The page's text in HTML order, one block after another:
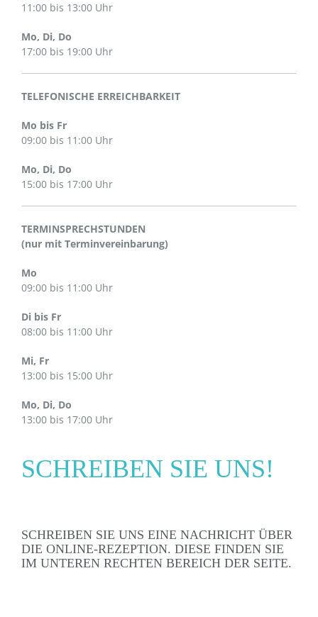
11:00 bis 13:00 Uhr
Mo, Di, Do
17:00 bis 19:00 Uhr
TELEFONISCHE ERREICHBARKEIT
Mo bis Fr
09:00 bis 11:00 Uhr
Mo, Di, Do
15:00 bis 17:00 Uhr
TERMINSPRECHSTUNDEN
(nur mit Terminvereinbarung)
Mo
09:00 bis 11:00 Uhr
Di bis Fr
08:00 bis 11:00 Uhr
Mi, Fr
13:00 bis 15:00 Uhr
Mo, Di, Do
13:00 bis 17:00 Uhr
SCHREIBEN SIE UNS!
SCHREIBEN SIE UNS EINE NACHRICHT ÜBER
DIE ONLINE-REZEPTION. DIESE FINDEN SIE
IM UNTEREN RECHTEN BEREICH DER SEITE.